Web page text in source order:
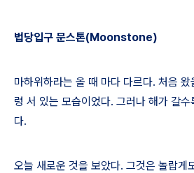
법당입구 문스톤(Moonstone)
마하위하라는 올 때 마다 다르다. 처음 왔
렁 서 있는 모습이었다. 그러나 해가 갈
다.
오늘 새로운 것을 보았다. 그것은 놀랍게